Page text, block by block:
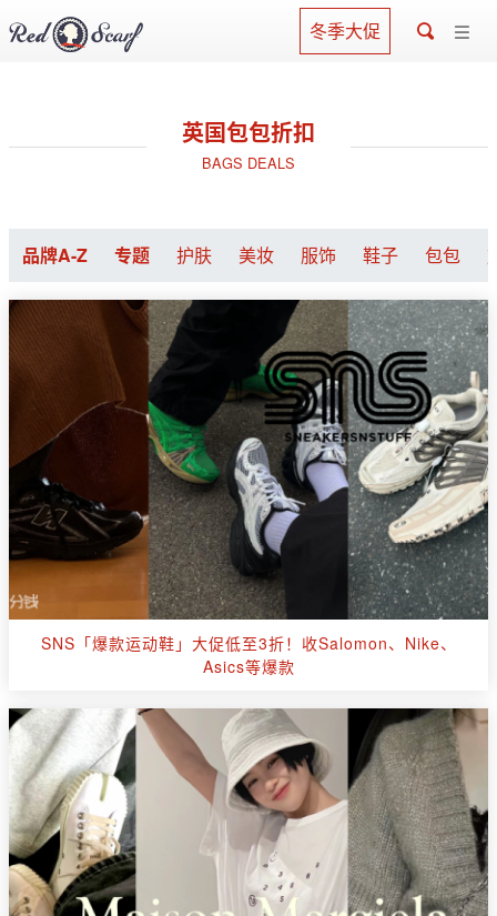
冬季大促
英国包包折扣
BAGS DEALS
品牌A-Z 专题 护肤 美妆 服饰 鞋子 包包
SNS「爆款运动鞋」大促低至3折！收Salomon、Nike、
Asics等爆款